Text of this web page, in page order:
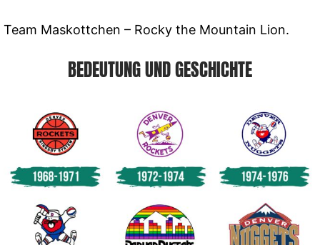
Team Maskottchen – Rocky the Mountain Lion.
BEDEUTUNG UND GESCHICHTE